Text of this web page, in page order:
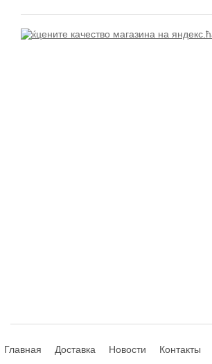
Главная Доставка Новости Контакты